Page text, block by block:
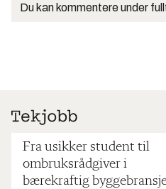
Du kan kommentere under
Fra usikker student til
ombruksrådgiver i
bærekraftig